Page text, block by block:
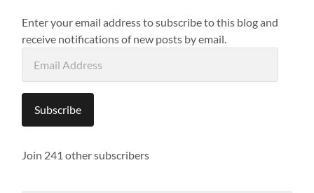
Enter your email address to subscribe to this blog and
receive notifications of new posts by email.
Address
Subscribe
Join 241 other subscribers